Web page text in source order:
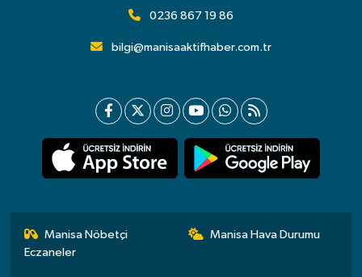
0236 867 19 86
bilgi@manisaaktifhaber.com.tr
Manisa Nöbetçi
Eczaneler
Manisa Hava Durumu